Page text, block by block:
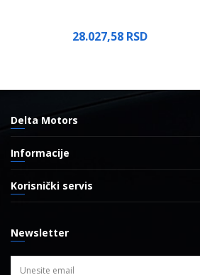
28.027,58 RSD
Delta Motors
Radnička 8
11000 Beograd, Srbija
Email:eshop@bmw.rs
Informacije
O nama
Reklamacije
Radnje
Brendovi
Korisnički servis
Uslovi korišćenja i prodaje
Politika privatnosti
Pravo na odustajanje
Newsletter